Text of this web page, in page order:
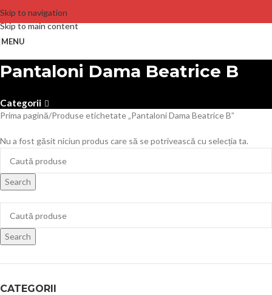
Skip to navigation
Skip to main content
MENU
Pantaloni Dama Beatrice B
Categorii
Search
CATEGORII
Prima pagină Produse etichetate „Pantaloni Dama Beatrice B”
Nu a fost găsit niciun produs care să se potrivească cu selecția ta.
Search